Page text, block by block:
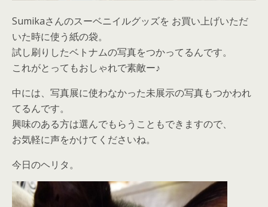
Sumikaさんのスーベニイルグッズを お買い上げいただ
いた時に使う紙の袋。
試し刷りしたベトナムの写真をつかってるんです。
これがとってもおしゃれで素敵ー♪
中には、写真展に使わなかった未展示の写真もつかわれ
てるんです。
興味のある方は選んでもらうこともできますので、
お気軽に声をかけてくださいね。
今日のヘリタ。